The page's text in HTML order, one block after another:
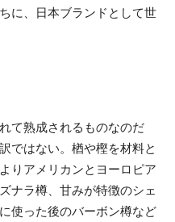
に、日本ブランドとして世
て熟成されるものなのだ
ではない。楢や樫を材料と
りアメリカンとヨーロピア
ナラ樽、甘みが特徴のシェ
使った後のバーボン樽など